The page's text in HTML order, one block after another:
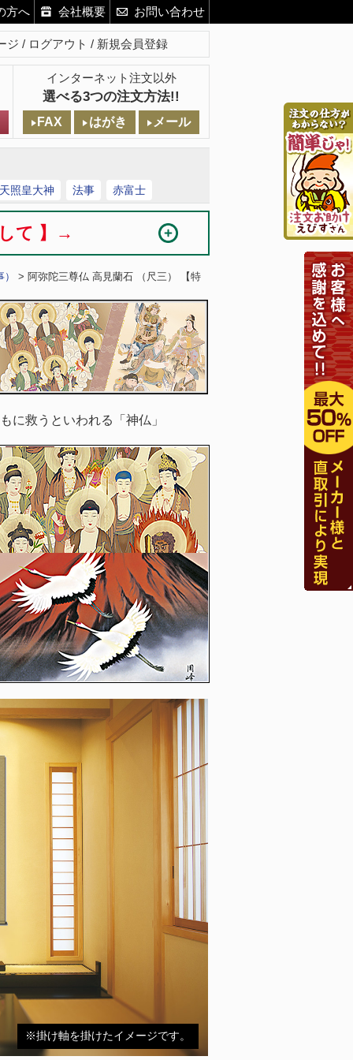
方へ 会社概要 お問い合わせ
ジ ログアウト 新規会員登録
インターネット注文以外
選べる3つの注文方法!!
FAX はがき メール
照皇大神 法事 赤富士
して 】→
> 阿弥陀三尊仏 高見蘭石 （尺三） 【特
に救うといわれる「神仏」
※掛け軸を掛けたイメージです。